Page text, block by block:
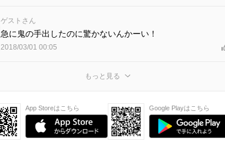
ゲストさん
急に鬼の手出したのに驚かないんかーい！
2018/03/01 00:05
もっと見る
App Storeはこちら Google Playはこちら